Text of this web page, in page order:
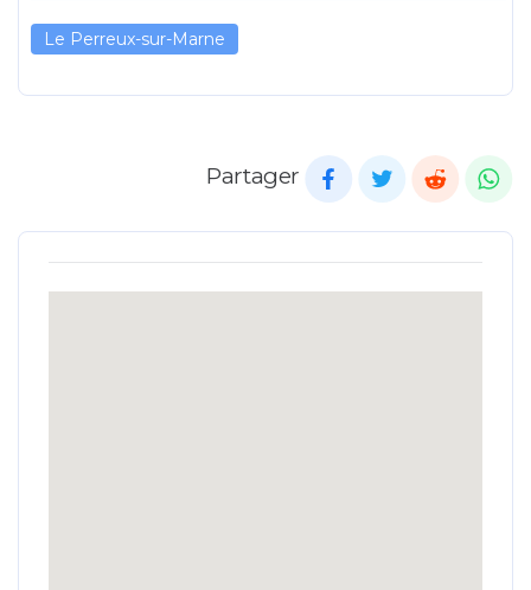
Le Perreux-sur-Marne
Partager